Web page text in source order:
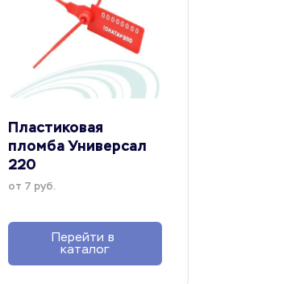
Пластиковая
пломба Универсал
220
от 7 руб.
Перейти в
каталог